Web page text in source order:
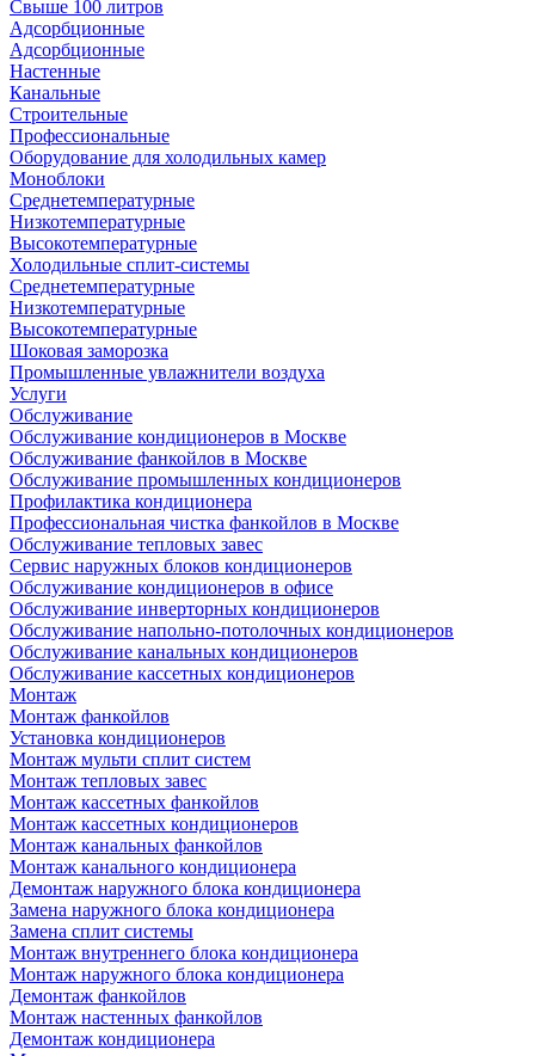
Свыше 100 литров
Адсорбционные
Адсорбционные
Настенные
Канальные
Строительные
Профессиональные
Оборудование для холодильных камер
Моноблоки
Среднетемпературные
Низкотемпературные
Высокотемпературные
Холодильные сплит-системы
Среднетемпературные
Низкотемпературные
Высокотемпературные
Шоковая заморозка
Промышленные увлажнители воздуха
Услуги
Обслуживание
Обслуживание кондиционеров в Москве
Обслуживание фанкойлов в Москве
Обслуживание промышленных кондиционеров
Профилактика кондиционера
Профессиональная чистка фанкойлов в Москве
Обслуживание тепловых завес
Сервис наружных блоков кондиционеров
Обслуживание кондиционеров в офисе
Обслуживание инверторных кондиционеров
Обслуживание напольно-потолочных кондиционеров
Обслуживание канальных кондиционеров
Обслуживание кассетных кондиционеров
Монтаж
Монтаж фанкойлов
Установка кондиционеров
Монтаж мульти сплит систем
Монтаж тепловых завес
Монтаж кассетных фанкойлов
Монтаж кассетных кондиционеров
Монтаж канальных фанкойлов
Монтаж канального кондиционера
Демонтаж наружного блока кондиционера
Замена наружного блока кондиционера
Замена сплит системы
Монтаж внутреннего блока кондиционера
Монтаж наружного блока кондиционера
Демонтаж фанкойлов
Монтаж настенных фанкойлов
Демонтаж кондиционера